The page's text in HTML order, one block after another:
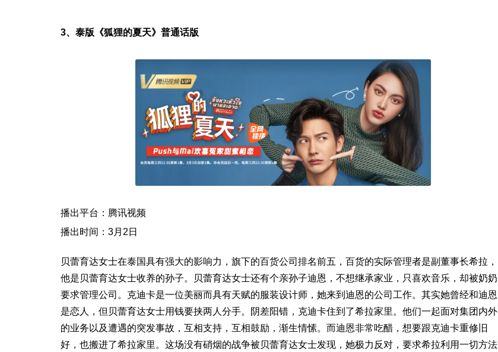
3、 泰版《狐狸的夏天》普通话版
播出平台：腾讯视频
播出时间：3月2日
贝蕾育达女士在泰国具有强大的影响力，旗下的百货公司排名前五，百货的实际管理者是副董事长希拉，
他是贝蕾育达女士收养的孙子。贝蕾育达女士还有个亲孙子迪恩，不想继承家业，只喜欢音乐，却被奶奶
要求管理公司。克迪卡是一位美丽而具有天赋的服装设计师，她来到迪恩的公司工作。其实她曾经和迪恩
是恋人，但贝蕾育达女士用钱要挟两人分手。阴差阳错，克迪卡住到了希拉家里。他们一起面对集团内外
的业务以及遭遇的突发事故，互相支持，互相鼓励，渐生情愫。而迪恩非常吃醋，想要跟克迪卡重修旧
好，也搬进了希拉家里。这场没有硝烟的战争被贝蕾育达女士发现，她极力反对，要求希拉利用一切方法